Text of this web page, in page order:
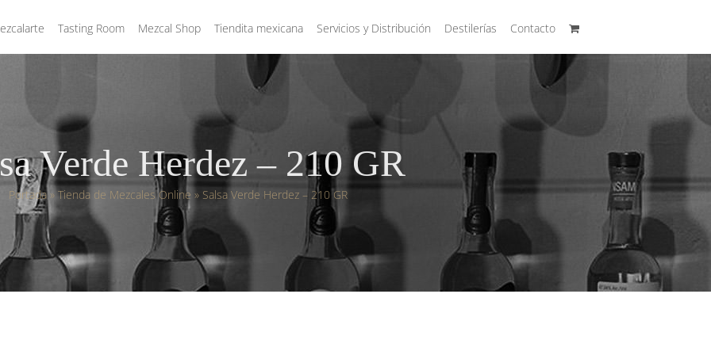
Tasting Room Mezcal Shop Tiendita mexicana Servicios y Distribución Destilerías Contacto
Verde Herdez – 210 GR
Portada»Tienda de Mezcales Online » Salsa Verde Herdez – 210 GR